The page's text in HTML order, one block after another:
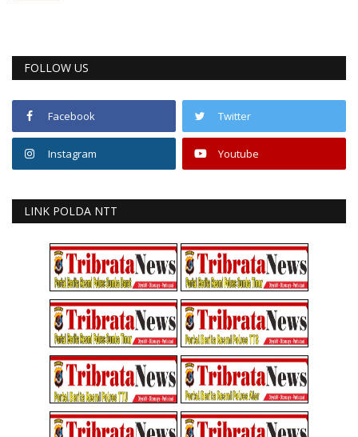
FOLLOW US
Facebook Twitter
Instagram Youtube
LINK POLDA NTT